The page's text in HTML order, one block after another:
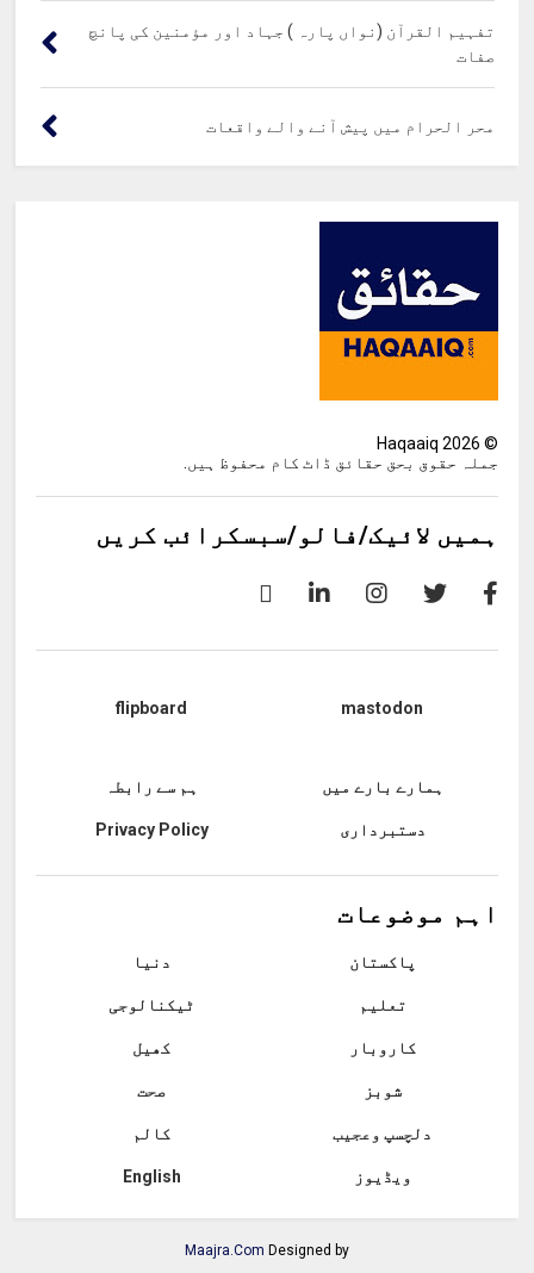
تفہیم القرآن (نواں پارہ ) جہاد اور مؤمنین کی پانچ
صفات
محر الحرام میں پیش آنے والے واقعات
©
2026
جملہ حقوق بحق حقائق ڈاٹ کام محفوظ ہیں.
ہمیں لائیک/فالو/سبسکرائب کریں
mastodon
flipboard
ہمارے بارے میں ہم سے رابطہ
دستبرداری Privacy Policy
اہم موضوعات
پاکستان دنیا
تعلیم ٹیکنالوجی
کاروبار کھیل
شوبز صحت
دلچسپ وعجیب کالم
ویڈیوز English
Designed by
Maajra.Com